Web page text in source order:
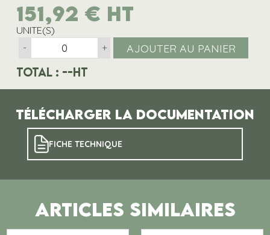
151,92 € HT
UNITE(S)
-
+ AJOUTER AU PANIER
Total : --HT
Télécharger la documentation
FICHE TECHNIQUE
ARTICLES SIMILAIRES